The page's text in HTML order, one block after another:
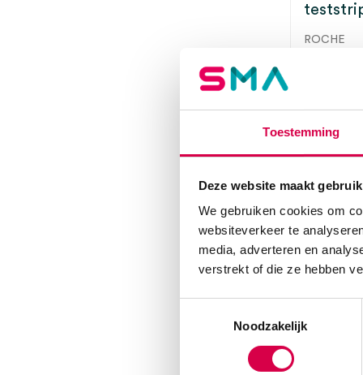
Toestemming
Deze website maakt
We gebruiken cookies om
websiteverkeer te
media, adverteren en
verstrekt of die ze hebben
Noodzakelijk
ROCHE